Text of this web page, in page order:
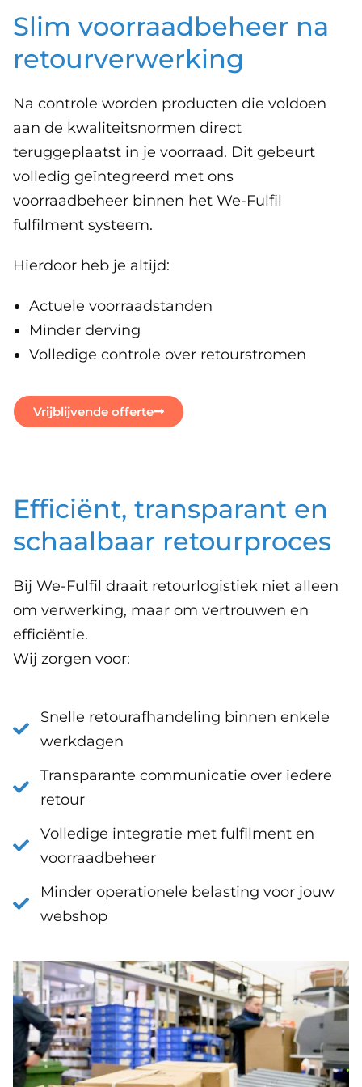
Slim voorraadbeheer na
retourverwerking
Na controle worden producten die voldoen
aan de kwaliteitsnormen direct
teruggeplaatst in je voorraad. Dit gebeurt
volledig geïntegreerd met ons
voorraadbeheer binnen het We-Fulfil
fulfilment systeem.
Hierdoor heb je altijd:
Actuele voorraadstanden
Minder derving
Volledige controle over retourstromen
Vrijblijvende offerte
Efficiënt, transparant en
schaalbaar retourproces
Bij We-Fulfil draait retourlogistiek niet alleen
om verwerking, maar om vertrouwen en
efficiëntie.
Wij zorgen voor:
Snelle retourafhandeling binnen enkele
werkdagen
Transparante communicatie over iedere
retour
Volledige integratie met fulfilment en
voorraadbeheer
Minder operationele belasting voor jouw
webshop